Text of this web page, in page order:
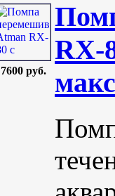
7600 руб.
RX-